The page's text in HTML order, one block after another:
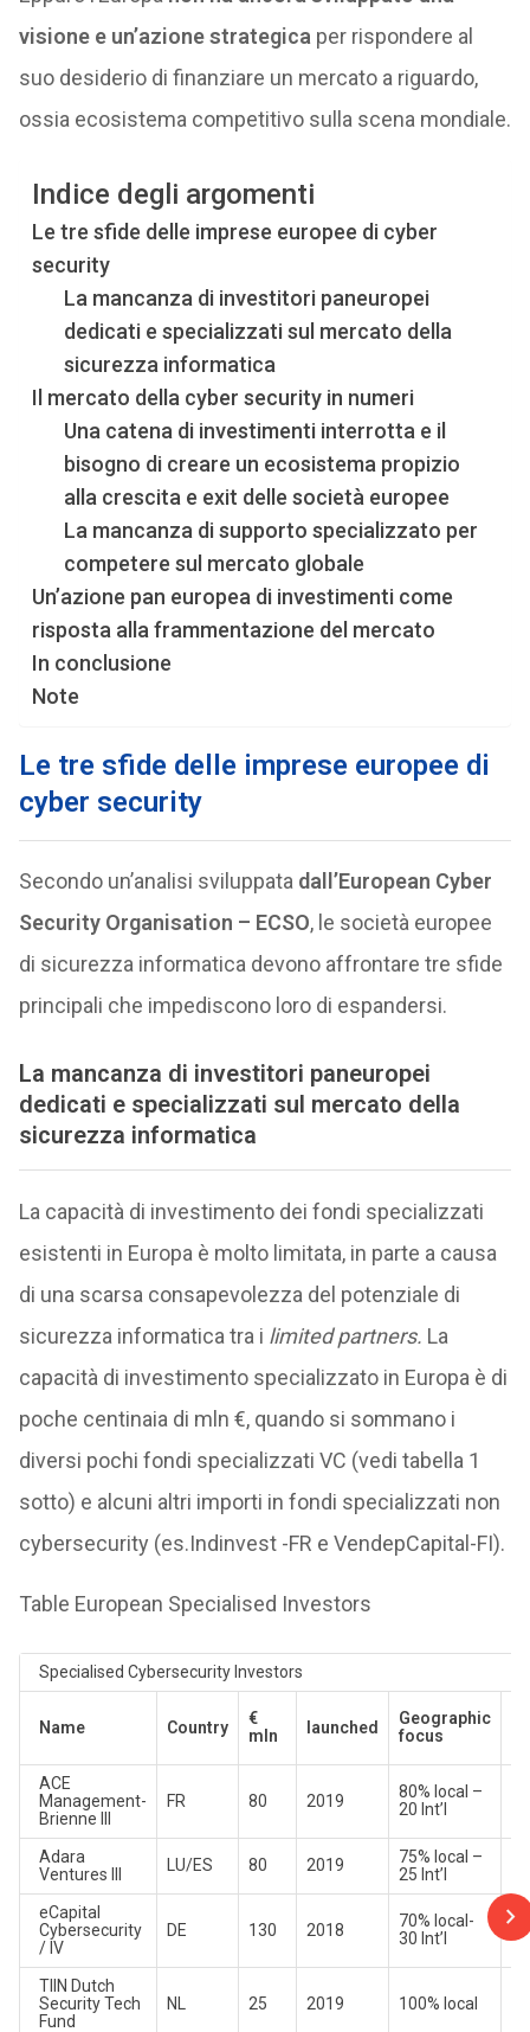
visione e un’azione strategica per rispondere al
suo desiderio di finanziare un mercato a riguardo,
ossia ecosistema competitivo sulla scena mondiale.
Indice degli argomenti
Le tre sfide delle imprese europee di cyber
security
La mancanza di investitori paneuropei
dedicati e specializzati sul mercato della
sicurezza informatica
Il mercato della cyber security in numeri
Una catena di investimenti interrotta e il
bisogno di creare un ecosistema propizio
alla crescita e exit delle società europee
La mancanza di supporto specializzato per
competere sul mercato globale
Un’azione pan europea di investimenti come
risposta alla frammentazione del mercato
In conclusione
Note
Le tre sfide delle imprese europee di
cyber security
Secondo un’analisi sviluppata dall’European Cyber
Security Organisation – ECSO, le società europee
di sicurezza informatica devono affrontare tre sfide
principali che impediscono loro di espandersi.
La mancanza di investitori paneuropei
dedicati e specializzati sul mercato della
sicurezza informatica
La capacità di investimento dei fondi specializzati
esistenti in Europa è molto limitata, in parte a causa
di una scarsa consapevolezza del potenziale di
sicurezza informatica tra i limited partners. La
capacità di investimento specializzato in Europa è di
poche centinaia di mln €, quando si sommano i
diversi pochi fondi specializzati VC (vedi tabella 1
sotto) e alcuni altri importi in fondi specializzati non
cybersecurity (es.Indinvest -FR e VendepCapital-FI).
Table European Specialised Investors
Specialised Cybersecurity Investors
Name Country
€
mln
launched
Geographic
focus
ACE
Management-
Brienne III
FR 80 2019
80% local –
20 Int’l
Adara
Ventures III
LU/ES 80 2019
75% local –
25 Int’l
eCapital
Cybersecurity
/ IV
DE 130 2018
70% local-
30 Int’l
TIIN Dutch
Security Tech
Fund
NL 25 2019 100% local